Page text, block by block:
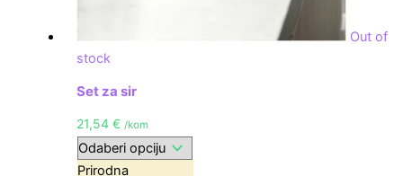
Out of
stock
Set za sir
21,54€ /kom
Prirodna